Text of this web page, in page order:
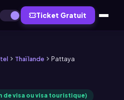
Ticket Gratuit
Thaïlande Pattaya
de visa ou visa touristique)